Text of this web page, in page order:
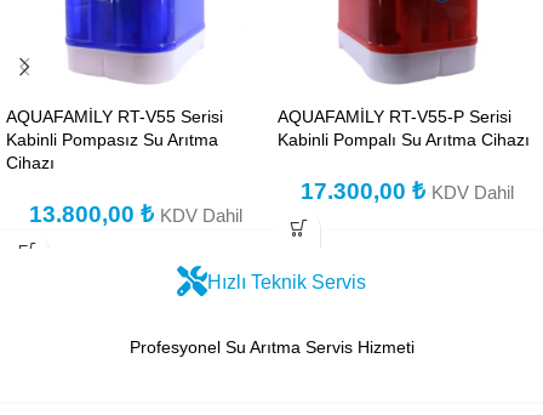
AQUAFAMİLY RT-V55 Serisi
Kabinli Pompasız Su Arıtma
Cihazı
13.800,00 ₺ KDV Dahil
AQUAFAMİLY RT-V55-P Serisi
Kabinli Pompalı Su Arıtma Cihazı
17.300,00 ₺ KDV Dahil
Hızlı Teknik Servis
Profesyonel Su Arıtma Servis Hizmeti